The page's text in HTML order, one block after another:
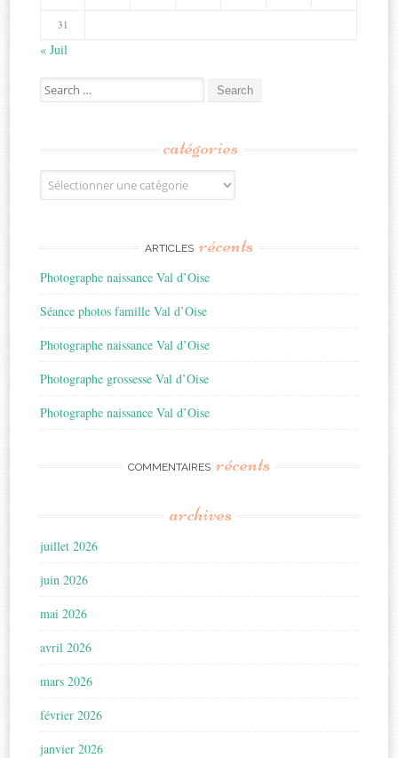
31
« Juil
Search
for:
catégories
Catégories
ARTICLES récents
Photographe naissance Val d’Oise
Séance photos famille Val d’Oise
Photographe naissance Val d’Oise
Photographe grossesse Val d’Oise
Photographe naissance Val d’Oise
COMMENTAIRES récents
archives
juillet 2026
juin 2026
mai 2026
avril 2026
mars 2026
février 2026
janvier 2026